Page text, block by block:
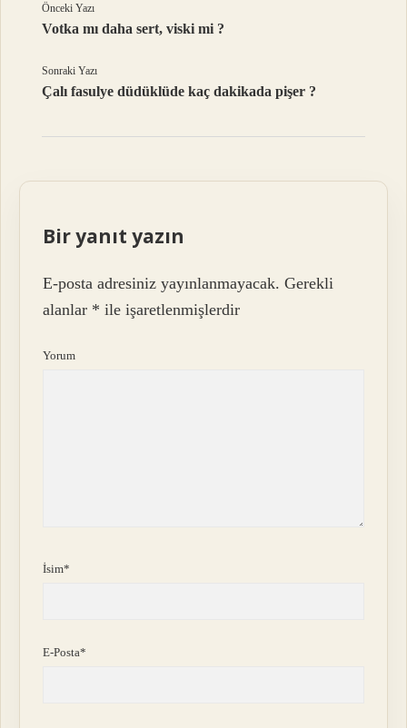
Önceki Yazı
Votka mı daha sert, viski mi ?
Sonraki Yazı
Çalı fasulye düdüklüde kaç dakikada pişer ?
Bir yanıt yazın
E-posta adresiniz yayınlanmayacak. Gerekli
alanlar * ile işaretlenmişlerdir
Yorum
İsim*
E-Posta*